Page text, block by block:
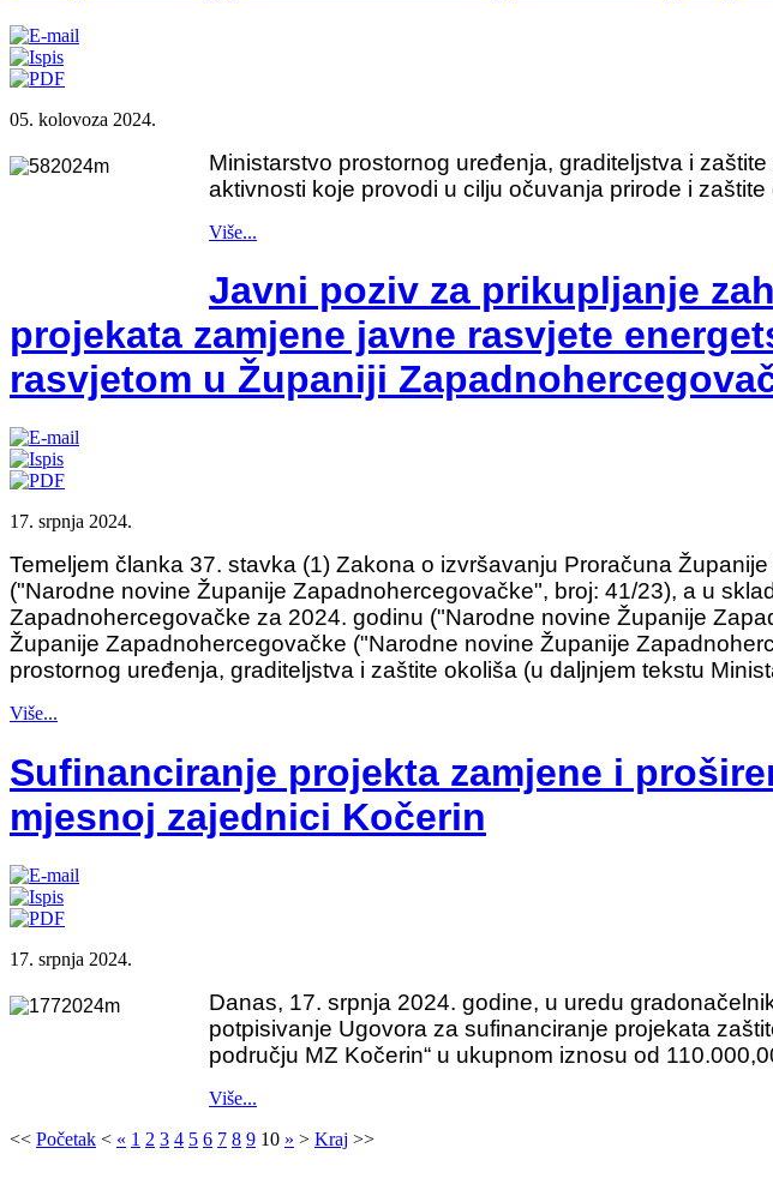
05. kolovoza 2024.
Ministarstvo prostornog uređenja, graditeljstva i
aktivnosti koje provodi u cilju očuvanja prirode i zaštite
Više...
Javni poziv za prikupljanje
projekata zamjene javne rasvjete
rasvjetom u Županiji
17. srpnja 2024.
Temeljem članka 37. stavka (1) Zakona o izvršavanju Proračuna
("Narodne novine Županije Zapadnohercegovačke", broj: 41/23), a u
Zapadnohercegovačke za 2024. godinu ("Narodne novine Županije
Županije Zapadnohercegovačke ("Narodne novine Županije
prostornog uređenja, graditeljstva i zaštite okoliša (u daljnjem tekstu
Više...
Sufinanciranje projekta zamjene i
mjesnoj zajednici Kočerin
17. srpnja 2024.
Danas, 17. srpnja 2024. godine, u uredu
potpisivanje Ugovora za sufinanciranje projekata
području MZ Kočerin“ u ukupnom iznosu od
Više...
<< Početak < « 1 2 3 4 5 6 7 8 9 10 » > Kraj >>